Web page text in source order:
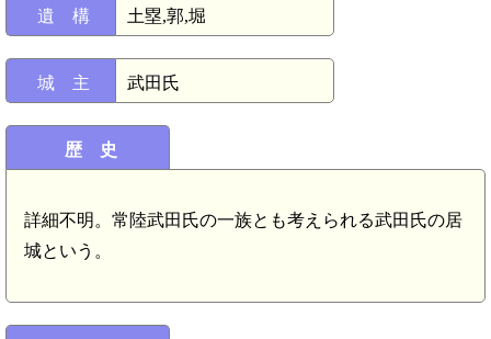
遺 構 土塁,郭,堀
城 主 武田氏
歴 史
詳細不明。常陸武田氏の一族とも考えられる武田氏の居
城という。